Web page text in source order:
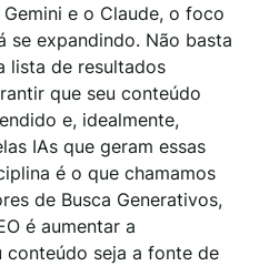
e o Claude, o foco
expandindo. Não basta
lista de resultados
que seu conteúdo
e, idealmente,
IAs que geram essas
é o que chamamos
de Busca Generativos,
é aumentar a
conteúdo seja a fonte de